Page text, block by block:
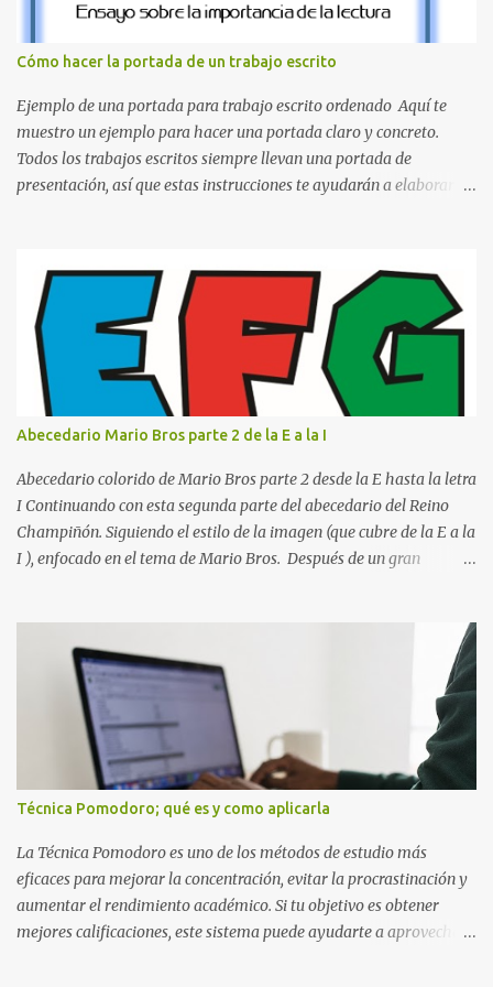
la Q en amarillo brillante, junto con la N y la P en un verde
inspirado en los niveles de los juegos. Formas icónicas : No te
pierdas la letra O , diseñada con ese estilo geométrico tan carac...
Cómo hacer la portada de un trabajo escrito
Ejemplo de una portada para trabajo escrito ordenado Aquí te
muestro un ejemplo para hacer una portada claro y concreto.
Todos los trabajos escritos siempre llevan una portada de
presentación, así que estas instrucciones te ayudarán a elaborar
ellos se puedan guiar con esta explicación. Los datos esenciales
para una portada para presentar un trabajo escrito a mano o
impreso son los siguientes y en este orden: Nombre de la escuela o
del instituto (Es muy importante este dato) Título del trabajo
(Puede ser: Ensayo sobre la lectura, o Informe de computación)
Nombre completo del alumno que va a presentar dicho trabajo
escrito La clase, materia ó asignatura Grupo Nombre del maestro
o catedrático Ciudad y fecha...
Abecedario Mario Bros parte 2 de la E a la I
Abecedario colorido de Mario Bros parte 2 desde la E hasta la letra
I Continuando con esta segunda parte del abecedario del Reino
Champiñón. Siguiendo el estilo de la imagen (que cubre de la E a la
I ), enfocado en el tema de Mario Bros. Después de un gran
detalladamente en la siguiente imagen, donde hemos unificados
las 5 letras en una sola imagen. Letras individuales para descargar
Letra E color azul Letra F color rojo Letra G color Verde Letra H
Letra I Estas letras no solo destacan por sus colores vibrantes y su
diseño geométrico inspirado en el Reino Champiñón, sino que
también representan elementos clave de la saga: · E de Estrella :
El ítem que nos da la invencibilidad necesaria para atravesar
cualquier obstáculo. · ...
Técnica Pomodoro; qué es y como aplicarla
La Técnica Pomodoro es uno de los métodos de estudio más
eficaces para mejorar la concentración, evitar la procrastinación y
aumentar el rendimiento académico. Si tu objetivo es obtener
mejores calificaciones, este sistema puede ayudarte a aprovechar